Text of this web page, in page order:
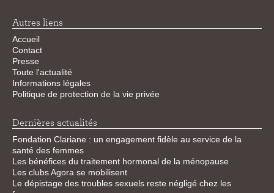
Autres liens
Accueil
Contact
Presse
Toute l'actualité
Informations légales
Politique de protection de la vie privée
Dernières actualités
Fondation Clariane : un engagement fidèle au service de la
santé des femmes
Les bénéfices du traitement hormonal de la ménopause
Les clubs Agora se mobilisent
Le dépistage des troubles sexuels reste négligé chez les